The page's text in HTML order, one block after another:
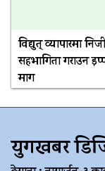
विद्युत् व्यापारमा
सहभागिता गराउन
माग
युगखबर